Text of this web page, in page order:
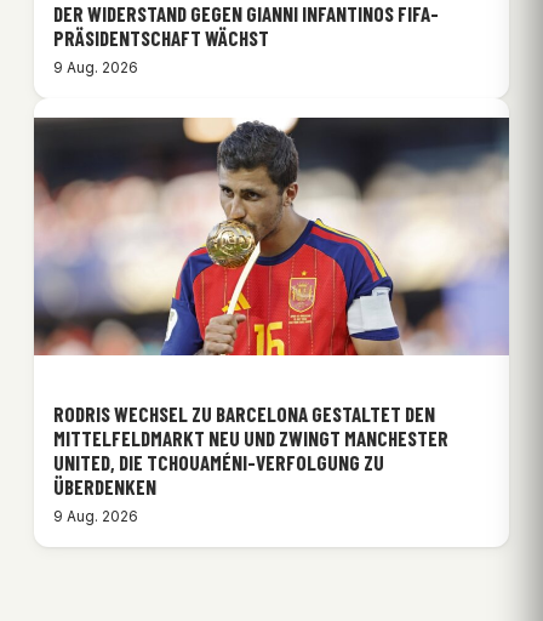
DER WIDERSTAND GEGEN GIANNI INFANTINOS FIFA-
PRÄSIDENTSCHAFT WÄCHST
9 Aug. 2026
RODRIS WECHSEL ZU BARCELONA GESTALTET DEN
MITTELFELDMARKT NEU UND ZWINGT MANCHESTER
UNITED, DIE TCHOUAMÉNI-VERFOLGUNG ZU
ÜBERDENKEN
9 Aug. 2026